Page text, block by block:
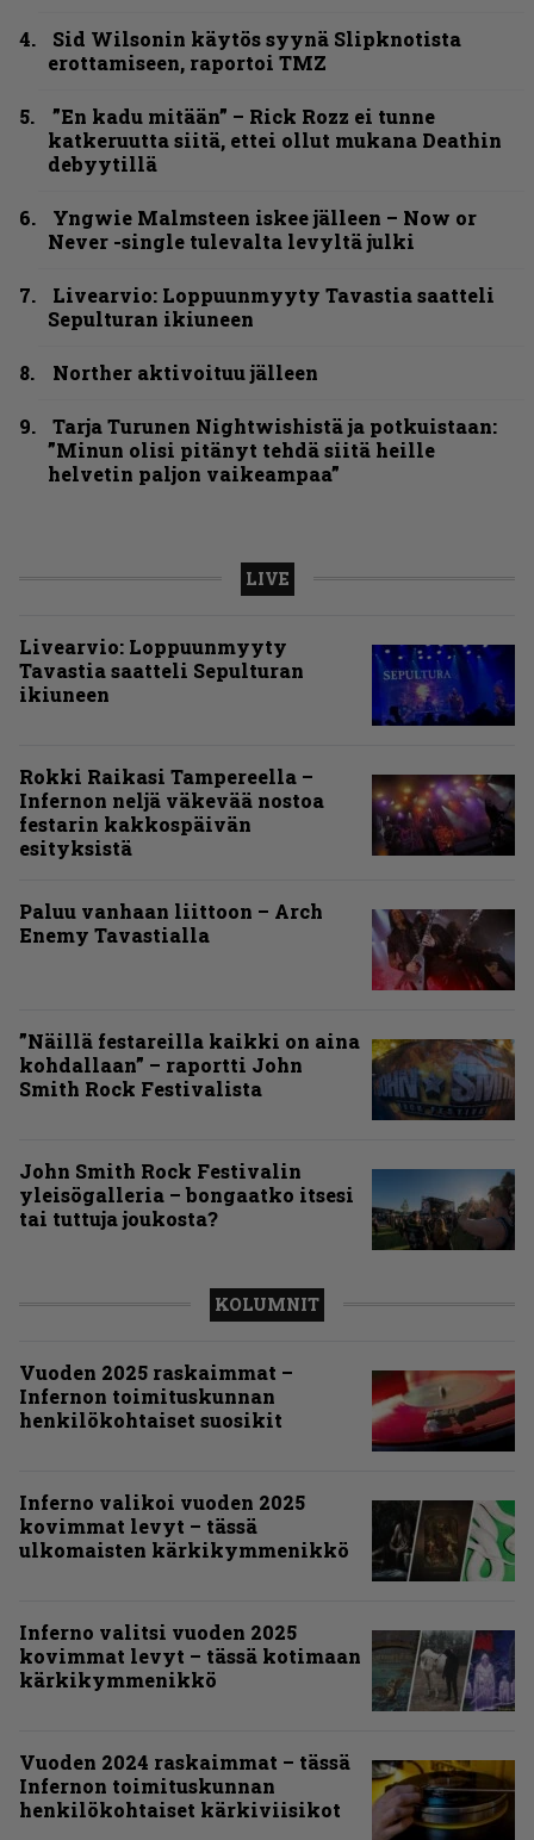
Sid Wilsonin käytös syynä Slipknotista
erottamiseen, raportoi TMZ
”En kadu mitään” – Rick Rozz ei tunne
katkeruutta siitä, ettei ollut mukana Deathin
debyytillä
Yngwie Malmsteen iskee jälleen – Now or
Never -single tulevalta levyltä julki
Livearvio: Loppuunmyyty Tavastia saatteli
Sepulturan ikiuneen
Norther aktivoituu jälleen
Tarja Turunen Nightwishistä ja potkuistaan:
”Minun olisi pitänyt tehdä siitä heille
helvetin paljon vaikeampaa”
LIVE
Livearvio: Loppuunmyyty
Tavastia saatteli Sepulturan
ikiuneen
Rokki Raikasi Tampereella –
Infernon neljä väkevää nostoa
festarin kakkospäivän
esityksistä
Paluu vanhaan liittoon – Arch
Enemy Tavastialla
”Näillä festareilla kaikki on aina
kohdallaan” – raportti John
Smith Rock Festivalista
John Smith Rock Festivalin
yleisögalleria – bongaatko itsesi
tai tuttuja joukosta?
KOLUMNIT
Vuoden 2025 raskaimmat –
Infernon toimituskunnan
henkilökohtaiset suosikit
Inferno valikoi vuoden 2025
kovimmat levyt – tässä
ulkomaisten kärkikymmenikkö
Inferno valitsi vuoden 2025
kovimmat levyt – tässä kotimaan
kärkikymmenikkö
Vuoden 2024 raskaimmat – tässä
Infernon toimituskunnan
henkilökohtaiset kärkiviisikot